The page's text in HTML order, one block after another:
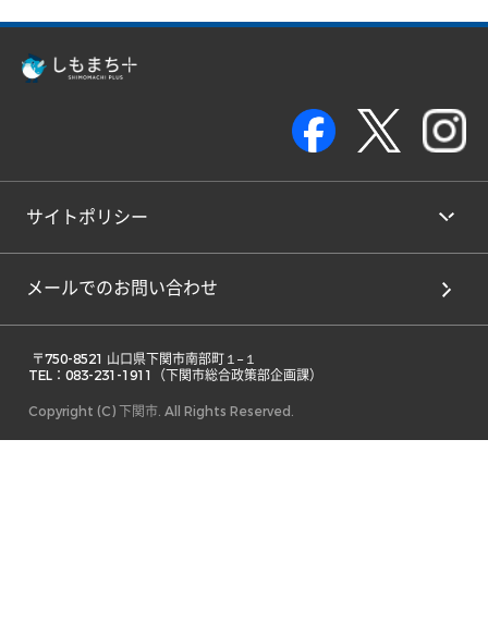
サイトポリシー
メールでのお問い合わせ
TEL：083-231-1911（下関市総合政策部企画課）
Copyright (C) 下関市. All Rights Reserved.